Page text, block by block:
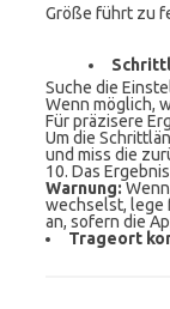
Größe führt zu
Suche die
Wenn möglich,
Für präzisere
Um die
und miss die
10. Das
Warnung:
wechselst, lege
an, sofern die
Trageort